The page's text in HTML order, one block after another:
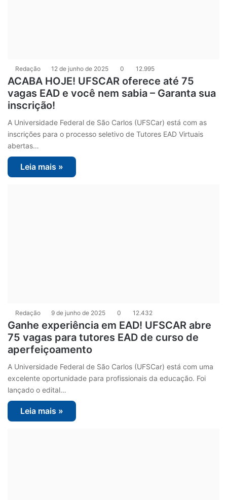
Redação 12 de junho de 2025 0 12.995
ACABA HOJE! UFSCAR oferece até 75
vagas EAD e você nem sabia – Garanta sua
inscrição!
A Universidade Federal de São Carlos (UFSCar) está com as
inscrições para o processo seletivo de Tutores EAD Virtuais
abertas…
Leia mais »
Redação 9 de junho de 2025 0 12.432
Ganhe experiência em EAD! UFSCAR abre
75 vagas para tutores EAD de curso de
aperfeiçoamento
A Universidade Federal de São Carlos (UFSCar) está com uma
excelente oportunidade para profissionais da educação. Foi
lançado o edital…
Leia mais »